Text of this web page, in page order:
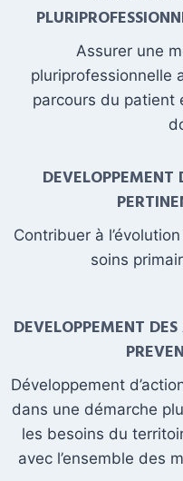
Assurer une
pluriprofessionnelle
parcours du patient
Contribuer à
soins
DEVELOPPEMENT
Développement
dans une démarche
les besoins du
avec l’ensemble des